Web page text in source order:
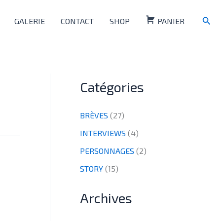
GALERIE CONTACT SHOP PANIER
Catégories
BRÈVES (27)
INTERVIEWS (4)
PERSONNAGES (2)
STORY (15)
Archives